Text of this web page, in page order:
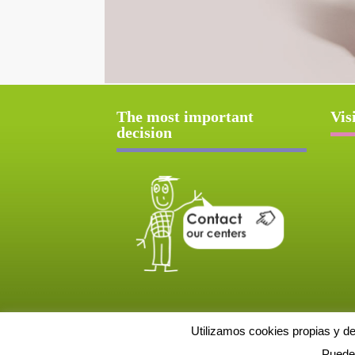
The most important
decision
Utilizamos cookies propias y